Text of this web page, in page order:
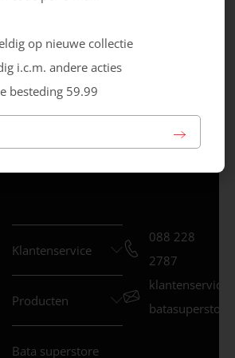
Wo 09.30 –
17.30 uur
Za 09.30 – 17.00 uur
Zo – Gesloten *
Klantenservice
Producten
Bata superstore
088 228
2787
op nieuwe collectie
i.c.m. andere acties
besteding 59.99